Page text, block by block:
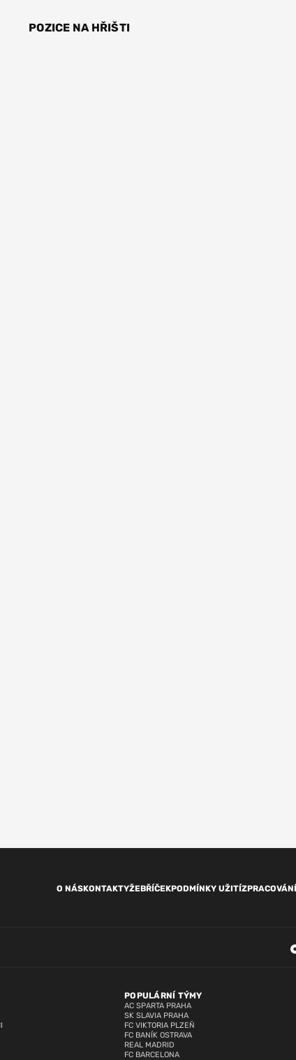
POZICE NA HŘIŠTI
O NÁSKONTAKTYŽEBŘÍČEKPODMÍNKY UŽITÍ
POPULÁRNÍ TÝMY
AC SPARTA PRAHA
SK SLAVIA PRAHA
FC VIKTORIA PLZEŇ
FC BANÍK OSTRAVA
REAL MADRID
FC BARCELONA